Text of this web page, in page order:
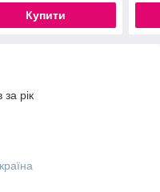
Купити
за рік